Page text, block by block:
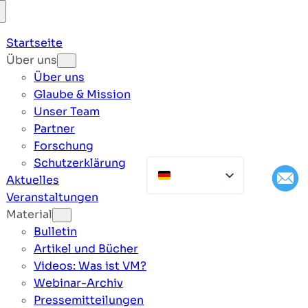
Startseite
Über uns
Über uns
Glaube & Mission
Unser Team
Partner
Forschung
Schutzerklärung
Aktuelles
Veranstaltungen
Material
Bulletin
Artikel und Bücher
Videos: Was ist VM?
Webinar-Archiv
Pressemitteilungen